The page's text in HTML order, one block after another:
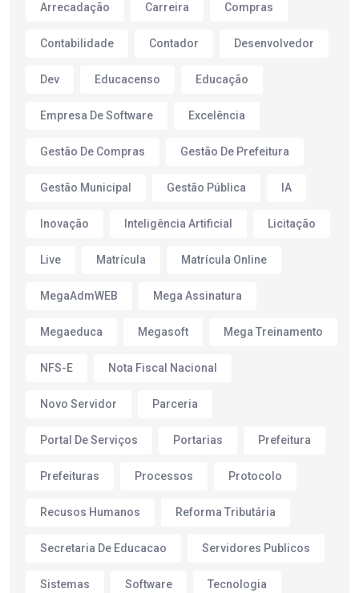
Arrecadação Carreira Compras
Contabilidade Contador Desenvolvedor
Dev Educacenso Educação
Empresa De Software Excelência
Gestão De Compras Gestão De Prefeitura
Gestão Municipal Gestão Pública IA
Inovação Inteligência Artificial Licitação
Live Matrícula Matrícula Online
MegaAdmWEB Mega Assinatura
Megaeduca Megasoft Mega Treinamento
NFS-E Nota Fiscal Nacional
Novo Servidor Parceria
Portal De Serviços Portarias Prefeitura
Prefeituras Processos Protocolo
Recusos Humanos Reforma Tributária
Secretaria De Educacao Servidores Publicos
Sistemas Software Tecnologia